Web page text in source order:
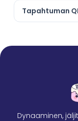
Tapahtuman
Dynaaminen,